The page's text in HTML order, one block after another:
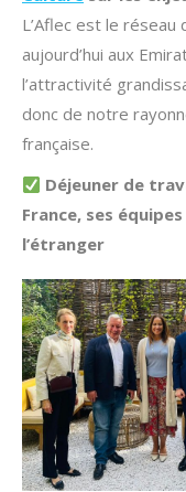
L’Aflec est le réseau
aujourd’hui aux
l’attractivité
donc de notre
française.
Déjeuner de
France, ses
l’étranger